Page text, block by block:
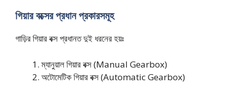
গিয়ার বক্সের প্রধান প্রকারসমূহ
গাড়ির গিয়ার বক্স প্রধানত দুই ধরনের হয়ঃ
ম্যানুয়াল গিয়ার বক্স (Manual Gearbox)
অটোমেটিক গিয়ার বক্স (Automatic Gearbox)